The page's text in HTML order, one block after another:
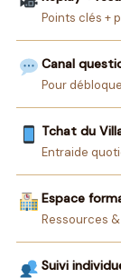
Points clés +
Canal
Pour
Tchat du
Entraide
Espace
Ressources
Suivi